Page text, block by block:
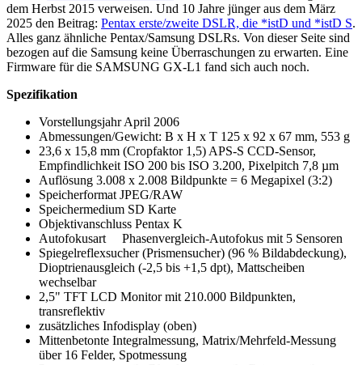
dem Herbst 2015 verweisen. Und 10 Jahre jünger aus dem März
2025 den Beitrag: Pentax erste/zweite DSLR, die *istD und *istD S.
Alles ganz ähnliche Pentax/Samsung DSLRs. Von dieser Seite sind
bezogen auf die Samsung keine Überraschungen zu erwarten. Eine
Firmware für die SAMSUNG GX-L1 fand sich auch noch.
Spezifikation
Vorstellungsjahr April 2006
Abmessungen/Gewicht: B x H x T 125 x 92 x 67 mm, 553 g
23,6 x 15,8 mm (Cropfaktor 1,5) APS-S CCD-Sensor,
Empfindlichkeit ISO 200 bis ISO 3.200, Pixelpitch 7,8 µm
Auflösung 3.008 x 2.008 Bildpunkte = 6 Megapixel (3:2)
Speicherformat JPEG/RAW
Speichermedium SD Karte
Objektivanschluss Pentax K
Autofokusart Phasenvergleich-Autofokus mit 5 Sensoren
Spiegelreflexsucher (Prismensucher) (96 % Bildabdeckung),
Dioptrienausgleich (-2,5 bis +1,5 dpt), Mattscheiben
wechselbar
2,5" TFT LCD Monitor mit 210.000 Bildpunkten,
transreflektiv
zusätzliches Infodisplay (oben)
Mittenbetonte Integralmessung, Matrix/Mehrfeld-Messung
über 16 Felder, Spotmessung